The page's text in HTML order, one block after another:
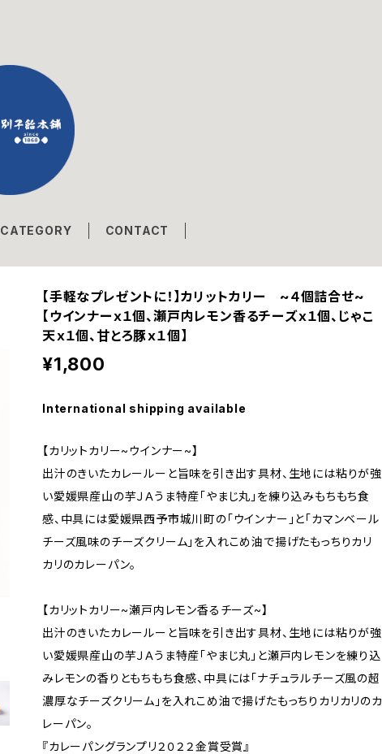
CATEGORY CONTACT
【手軽なプレゼントに！】カリットカリー ~４個詰合せ~
【ウインナーｘ１個、瀬戸内レモン香るチーズｘ１個、じゃこ
天ｘ１個、甘とろ豚ｘ１個】
¥1,800
International shipping available
【カリットカリー~ウインナー~】
出汁のきいたカレールーと旨味を引き出す具材、生地には粘りが強
い愛媛県産山の芋ＪＡうま特産「やまじ丸」を練り込みもちもち食
感、中具には愛媛県西予市城川町の「ウインナー」と「カマンベール
チーズ風味のチーズクリーム」を入れこめ油で揚げたもっちりカリ
カリのカレーパン。
【カリットカリー~瀬戸内レモン香るチーズ~】
出汁のきいたカレールーと旨味を引き出す具材、生地には粘りが強
い愛媛県産山の芋ＪＡうま特産「やまじ丸」と瀬戸内レモンを練り込
みレモンの香りともちもち食感、中具には「ナチュラルチーズ風の超
濃厚なチーズクリーム」を入れこめ油で揚げたもっちりカリカリのカ
レーパン。
『カレーパングランプリ２０２２金賞受賞』